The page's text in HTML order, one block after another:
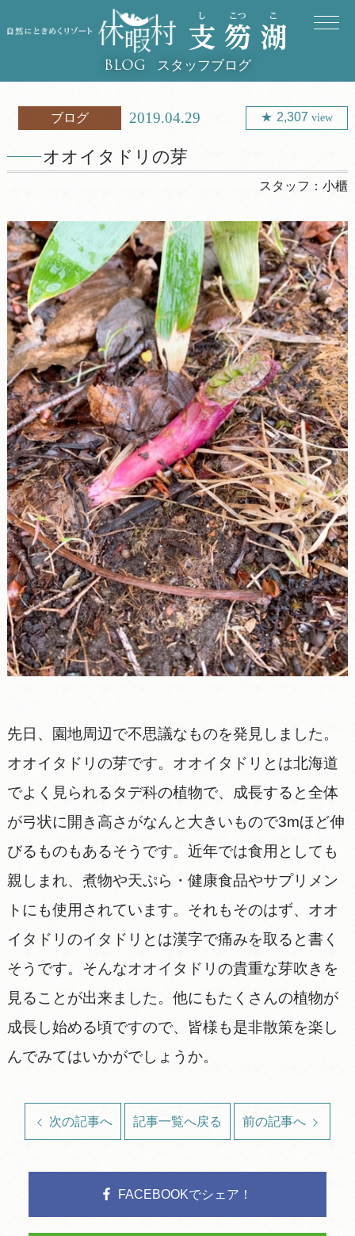
BLOG スタッフブログ
ブログ 2019.04.29 2,307view
オオイタドリの芽
スタッフ：小櫃
先日、園地周辺で不思議なものを発見しました。
オオイタドリの芽です。オオイタドリとは北海道
でよく見られるタデ科の植物で、成長すると全体
が弓状に開き高さがなんと大きいもので3mほど伸
びるものもあるそうです。近年では食用としても
親しまれ、煮物や天ぷら・健康食品やサプリメン
トにも使用されています。それもそのはず、オオ
イタドリのイタドリとは漢字で痛みを取ると書く
そうです。そんなオオイタドリの貴重な芽吹きを
見ることが出来ました。他にもたくさんの植物が
成長し始める頃ですので、皆様も是非散策を楽し
んでみてはいかがでしょうか。
次の記事へ 記事一覧へ戻る 前の記事へ
FACEBOOKでシェア！